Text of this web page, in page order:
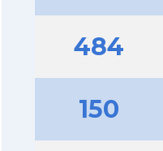
484
150